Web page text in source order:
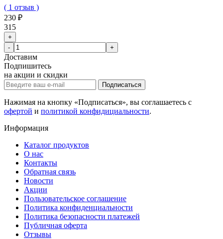
( 1 отзыв )
230 ₽
315
+
-
+
Доставим
Подпишитесь
на акции и скидки
Подписаться
Нажимая на кнопку «Подписаться», вы соглашаетесь с
офертой и политикой конфидициальности.
Информация
Каталог продуктов
О нас
Контакты
Обратная связь
Новости
Акции
Пользовательское соглашение
Политика конфиденциальности
Политика безопасности платежей
Публичная оферта
Отзывы